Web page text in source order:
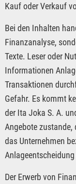
Kauf oder Verkauf
Bei den Inhalten
Finanzanalyse,
Texte. Leser oder
Informationen
Transaktionen
Gefahr. Es kommt
der Ita Joka S. A.
Angebote
das Unternehmen
Der Erwerb von